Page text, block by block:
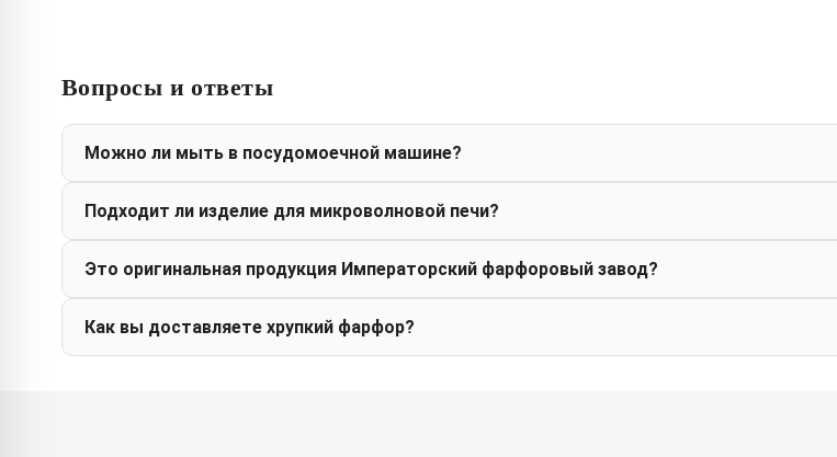
Вопросы и ответы
Можно ли мыть в посудомоечной машине?
Подходит ли изделие для микроволновой печи?
Это оригинальная продукция Императорский фарфоровый завод?
Как вы доставляете хрупкий фарфор?